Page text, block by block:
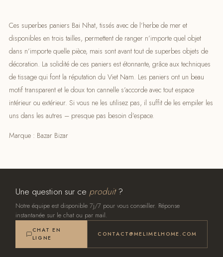
Ces superbes paniers Bai Nhat, tissés avec de l’herbe de mer et
disponibles en trois tailles, permettent de ranger n’importe quel objet
dans n’importe quelle pièce, mais sont avant tout de superbes objets de
décoration. La solidité de ces paniers est étonnante, grâce aux techniques
de tissage qui font la réputation du Viet Nam. Les paniers ont un beau
motif transparent et le doux ton cannelle s’accorde avec tout espace
intérieur ou extérieur. Si vous ne les utilisez pas, il suffit de les empiler les
uns dans les autres – presque pas besoin d’espace.
Marque : Bazar Bizar
Une question sur ce produit?
Notre équipe est disponible 7j/7 pour vous conseiller. Réponse
instantanée sur le chat ou par mail.
CHAT EN
LIGNE
CONTACT@MELIMELHOME.COM